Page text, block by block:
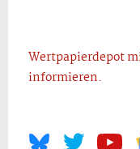
Wertpapierdepot
informieren.